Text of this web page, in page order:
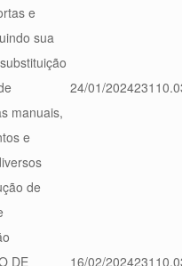
e
sua
manuais,
e
de
24/01/2024
DE
16/02/2024